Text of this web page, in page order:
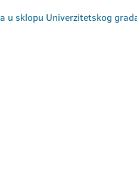
u sklopu Univerzitetskog